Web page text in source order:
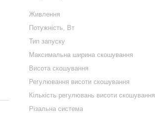
Живлення
Потужність, Вт
Тип запуску
Максимальна ширина скошування
Висота скошування
Регулювання висоти скошування
Кількість регулювань висоти скошування
Різальна система